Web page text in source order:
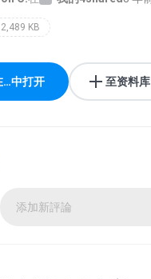
2,489 KB
…中打开 至资料库
添加新評論